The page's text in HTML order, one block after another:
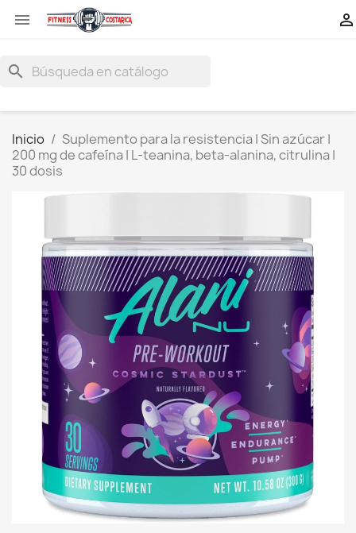
 
search
Inicio
Suplemento para la resistencia | Sin azúcar |
200 mg de cafeína | L-teanina, beta-alanina, citrulina |
30 dosis